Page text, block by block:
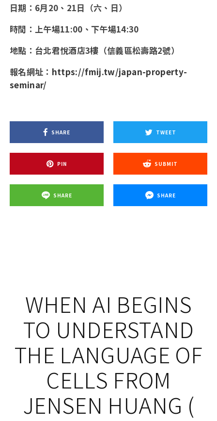
日期：6月20、21日（六、日）
時間：上午場11:00、下午場14:30
地點：台北君悅酒店3樓（信義區松壽路2號）
報名網址： https://fmij.tw/japan-property-
seminar/
SHARE TWEET
PIN SUBMIT
SHARE SHARE
WHEN AI BEGINS
TO UNDERSTAND
THE LANGUAGE OF
CELLS FROM
JENSEN HUANG (